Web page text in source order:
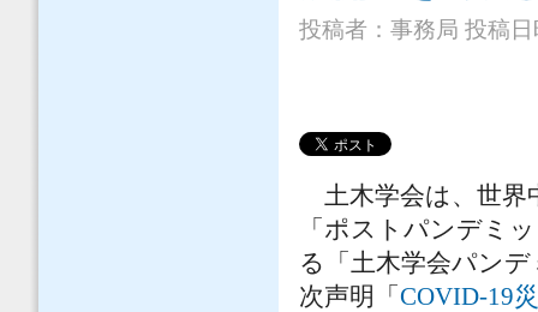
投稿者： 事務局 投稿日
土木学会は、世界
「ポストパンデミ
る「土木学会パン
次声明「 COVID-19